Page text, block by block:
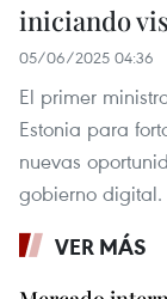
iniciando
05/06/2025 04:36
El primer
Estonia para
nuevas
gobierno digital.
VER MÁS